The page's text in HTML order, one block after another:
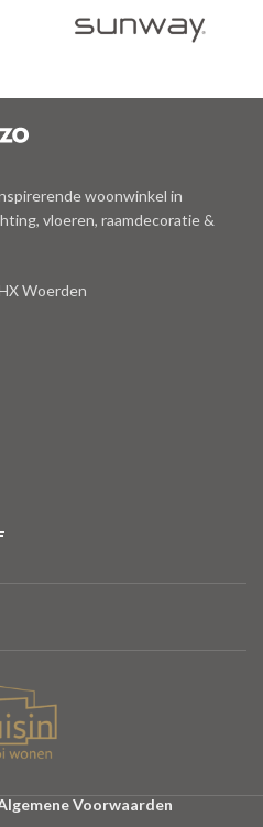
woonwinkel in
vloeren, raamdecoratie &
Woerden
Voorwaarden